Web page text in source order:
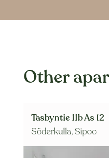
Other
Tasbyntie 11b As 12
Söderkulla,Sipoo